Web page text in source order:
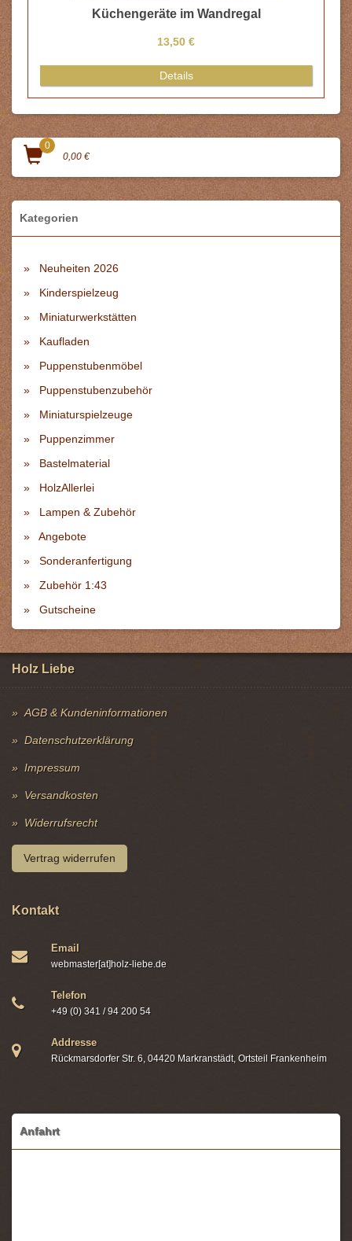
Küchengeräte im Wandregal
13,50 €
Details
0
0,00 €
Kategorien
Neuheiten 2026
Kinderspielzeug
Miniaturwerkstätten
Kaufladen
Puppenstubenmöbel
Puppenstubenzubehör
Miniaturspielzeuge
Puppenzimmer
Bastelmaterial
HolzAllerlei
Lampen & Zubehör
Angebote
Sonderanfertigung
Zubehör 1:43
Gutscheine
Holz Liebe
AGB & Kundeninformationen
Datenschutzerklärung
Impressum
Versandkosten
Widerrufsrecht
Vertrag widerrufen
Kontakt
Email
webmaster[at]holz-liebe.de
Telefon
+49 (0) 341 / 94 200 54
Addresse
Rückmarsdorfer Str. 6, 04420 Markranstädt, Ortsteil Frankenheim
Anfahrt